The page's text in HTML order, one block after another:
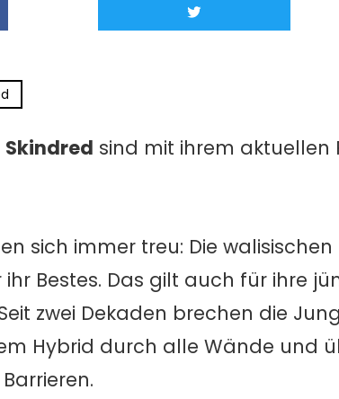
Skindred sind mit ihrem
sich immer treu: Die
Bestes. Das gilt auch für ihre
zwei Dekaden brechen die
Hybrid durch alle Wände und